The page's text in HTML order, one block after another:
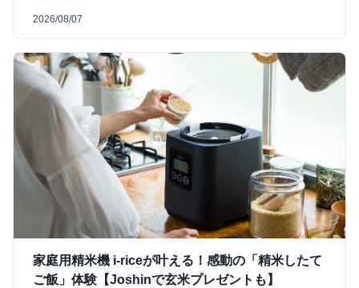
2026/08/07
家庭用精米機 i-riceが叶える！感動の「精米したて
ご飯」体験【Joshinで玄米プレゼントも】